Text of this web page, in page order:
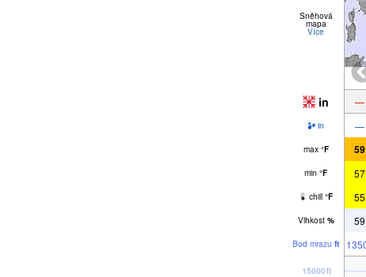
Sněhová
mapa
Více
in —
in —
max °F 59
min °F 57
chill °F 55
Vlhkost % 59
Bod mrazu ft
15000ft